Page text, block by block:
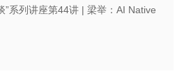
”系列讲座第44讲 | 梁举：AI Native